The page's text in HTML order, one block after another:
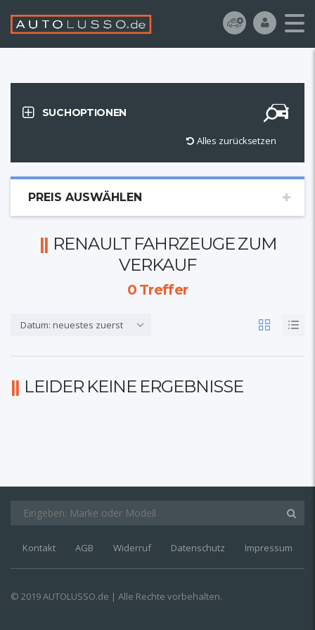
SUCHOPTIONEN
Alles zurücksetzen
PREIS AUSWÄHLEN
RENAULT FAHRZEUGE ZUM
VERKAUF
0Treffer
Datum: neuestes zuerst
LEIDER KEINE ERGEBNISSE
Kontakt AGB Widerruf Datenschutz Impressum
© 2019 AUTOLUSSO.de | Alle Rechte vorbehalten.